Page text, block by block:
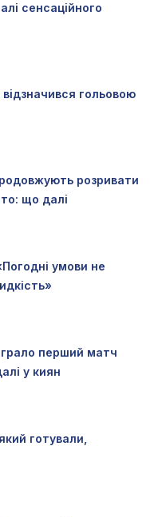
сенсаційного
гольовою
розривати
що далі
умови не
перший матч
у киян
готували,